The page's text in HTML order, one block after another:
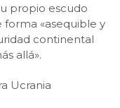
propio escudo
forma «asequible y
continental
allá».
Ucrania